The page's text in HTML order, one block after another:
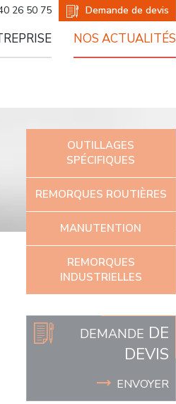
26 50 75 Demande de devis
NOS ACTUALITÉS
OUTILLAGES
SPÉCIFIQUES
REMORQUES ROUTIÈRES
MANUTENTION
REMORQUES
INDUSTRIELLES
DEMANDE DE
DEVIS
ENVOYER